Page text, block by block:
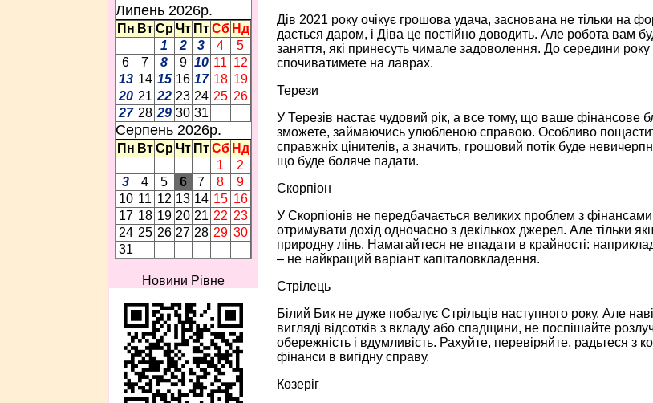
Липень 2026p.
Пн Вт Ср Чт Пт Сб Нд
1
2 3 4
5
6
7 8 9 10 11 12
13 14 15 16 17 18 19
20 21 22 23 24 25 26
27 28 29 30 31
Серпень 2026p.
Пн Вт Ср Чт Пт Сб Нд
1
2
3
4 5 6 7 8
9
10 11 12 13 14 15 16
17 18 19 20 21 22 23
24 25 26 27 28 29 30
31
Новини Рівне
Дів 2021 року очікує грошова удача, заснована не тільки на
дається даром, і Діва це постійно доводить. Але робота вам
заняття, які принесуть чимале задоволення. До середини року
спочиватимете на лаврах.
Терези
У Терезів настає чудовий рік, а все тому, що ваше фінансове
зможете, займаючись улюбленою справою. Особливо
справжніх цінителів, а значить, грошовий потік буде
що буде боляче падати.
Скорпіон
У Скорпіонів не передбачається великих проблем з
отримувати дохід одночасно з декількох джерел. Але тільки
природну лінь. Намагайтеся не впадати в крайності:
– не найкращий варіант капіталовкладення.
Стрілець
Білий Бик не дуже побалує Стрільців наступного року. Але
вигляді відсотків з вкладу або спадщини, не поспішайте
обережність і вдумливість. Рахуйте, перевіряйте, радьтеся
фінанси в вигідну справу.
Козеріг